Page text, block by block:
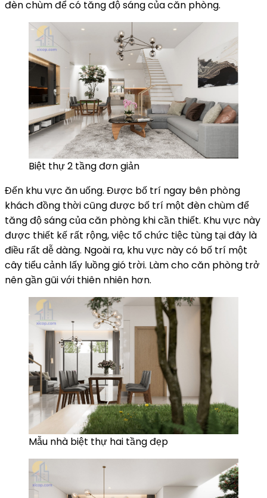
đèn chùm để có tăng độ sáng của căn phòng.
Biệt thự 2 tầng đơn giản
Đến khu vực ăn uống. Được bố trí ngay bên phòng
khách đồng thời cũng được bố trí một đèn chùm để
tăng độ sáng của căn phòng khi cần thiết. Khu vực này
được thiết kế rất rộng, việc tổ chức tiệc tùng tại đây là
điều rất dễ dàng. Ngoài ra, khu vực này có bố trí một
cây tiểu cảnh lấy luồng gió trời. Làm cho căn phòng trở
nên gần gũi với thiên nhiên hơn.
Mẫu nhà biệt thự hai tầng đẹp